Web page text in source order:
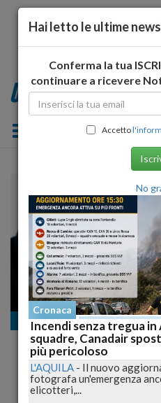
Toggle
Cronaca nazionale
Diego Dalla Palma
"Sono Molto Malato,
Hai letto le ultime
Conferma la tua
continuare a ricevere
Accetto
No
Cronaca
Incendi senza tregua
squadre, Canadair
più pericoloso
L'AQUILA - Il nuovo
fotografa un'emergenza
elicotteri,...